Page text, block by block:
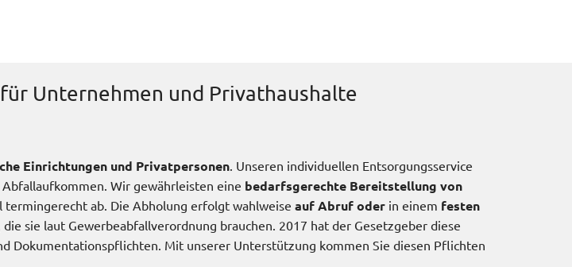
Unternehmen und Privathaushalte
Einrichtungen und Privatpersonen. Unseren individuellen Entsorgungsservice
Wir gewährleisten eine bedarfsgerechte Bereitstellung von
ab. Die Abholung erfolgt wahlweise auf Abrufoder in einem festen
die sie laut Gewerbeabfallverordnung brauchen. 2017 hat der Gesetzgeber diese
Dokumentationspflichten. Mit unserer Unterstützung kommen Sie diesen Pflichten